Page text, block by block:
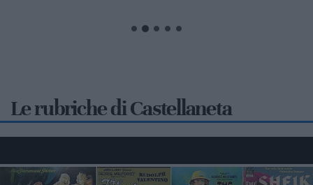
Le rubriche di Castellaneta